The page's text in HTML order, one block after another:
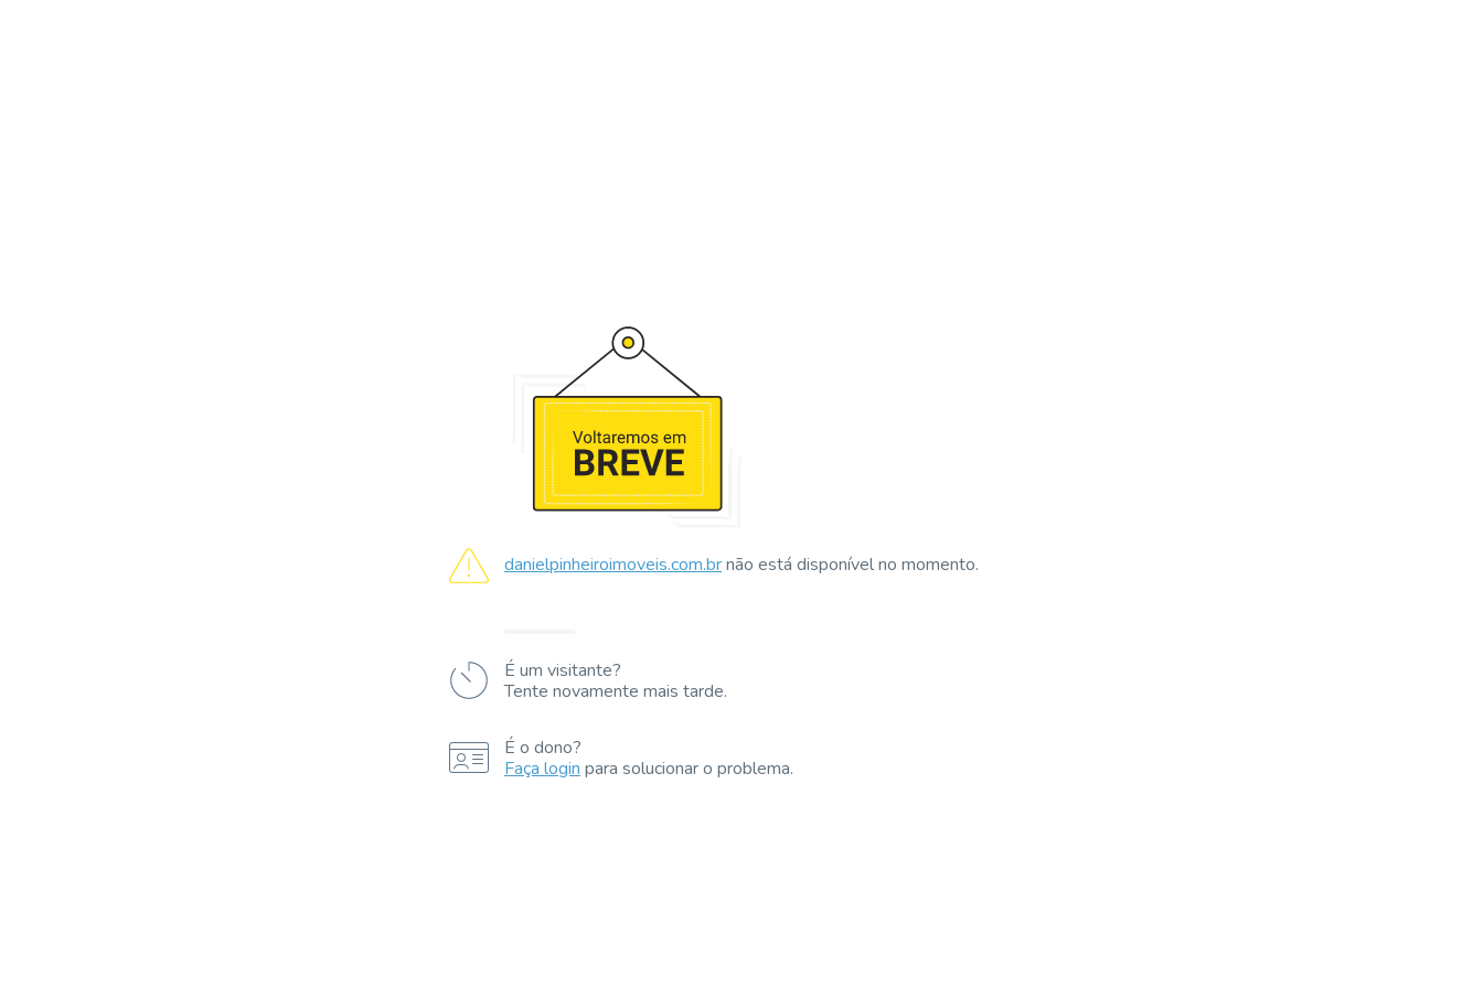
danielpinheiroimoveis.com.brnão está disponível no momento.
É um visitante?
Tente novamente mais tarde.
É o dono?
Faça login para solucionar o problema.